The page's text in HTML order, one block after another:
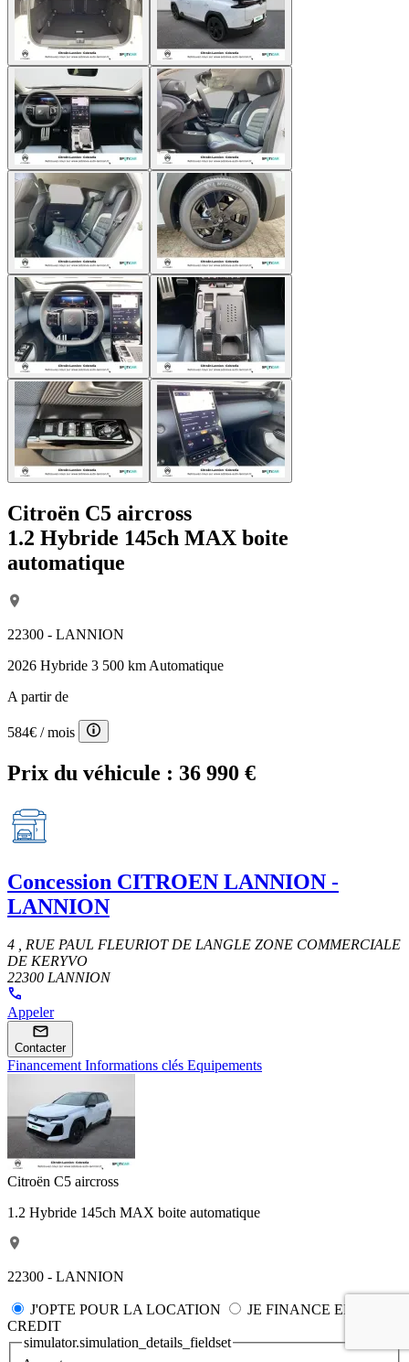
Citroën C5 aircross
1.2 Hybride 145ch MAX boite
automatique
22300 - LANNION
2026 Hybride 3 500 km Automatique
A partir de
584€ / mois
Prix du véhicule : 36 990 €
Concession CITROEN LANNION -
LANNION
4 , RUE PAUL FLEURIOT DE LANGLE ZONE COMMERCIALE
DE KERYVO
22300 LANNION
Appeler
Contacter
FinancementInformations clés Equipements
Citroën C5 aircross
1.2 Hybride 145ch MAX boite automatique
22300 - LANNION
J'OPTE POUR LA LOCATION
JE FINANCE EN
CREDIT
simulator.simulation_details_fieldset